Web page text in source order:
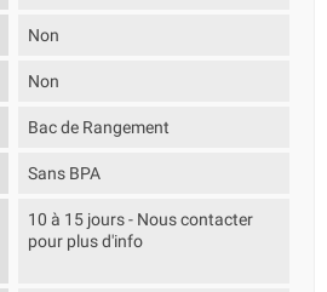
Non
Non
Bac de Rangement
Sans BPA
10 à 15 jours - Nous contacter
pour plus d'info